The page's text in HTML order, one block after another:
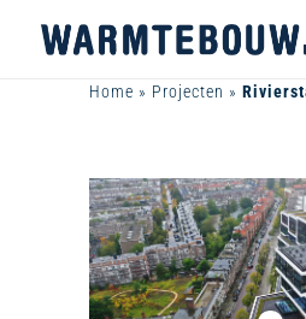
Home » Projecten »